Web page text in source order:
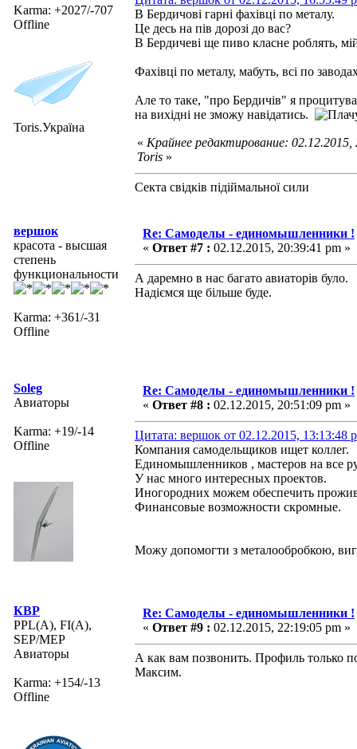
Karma: +2027/-707
Offline
Toris.Україна
В Бердичові гарні фахівці по металу.
Це десь на пів дорозі до вас?
В Бердичеві ще пиво класне роблять,
Фахівці по металу, мабуть, всі по
Але то таке, "про Бердичів" я
на вихідні не зможу навідатись.
« Крайнее редактирование:
Toris »
Секта свідків підіймальної сили
вершок
красота - высшая
степень
функциональности
Karma: +361/-31
Offline
Re: Самоделы - единомышленники !
« Ответ #7 : 02.12.2015, 20:39:41 pm »
А даремно в нас багато авиаторів було.
Надіємся ще більше буде.
Soleg
Авиаторы
Karma: +19/-14
Offline
Re: Самоделы - единомышленники !
« Ответ #8 : 02.12.2015, 20:51:09 pm »
Цитата: вершок от 02.12.2015, 13:13:48
Компания самодельщиков ищет коллег.
Единомышленников , мастеров на все
У нас много интересных проектов.
Иногородних можем обеспечить
Финансовые возможности скромные.
Можу допомогти з металообробкою,
КВР
PPL(A), FI(A),
SEP/MEP
Авиаторы
Karma: +154/-13
Offline
Re: Самоделы - единомышленники !
« Ответ #9 : 02.12.2015, 22:19:05 pm »
А как вам позвонить. Профиль только
Максим.